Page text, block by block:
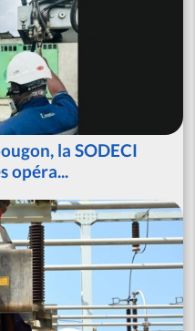
la SODECI
opéra...